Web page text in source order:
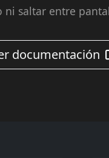
ni saltar entre
documentación